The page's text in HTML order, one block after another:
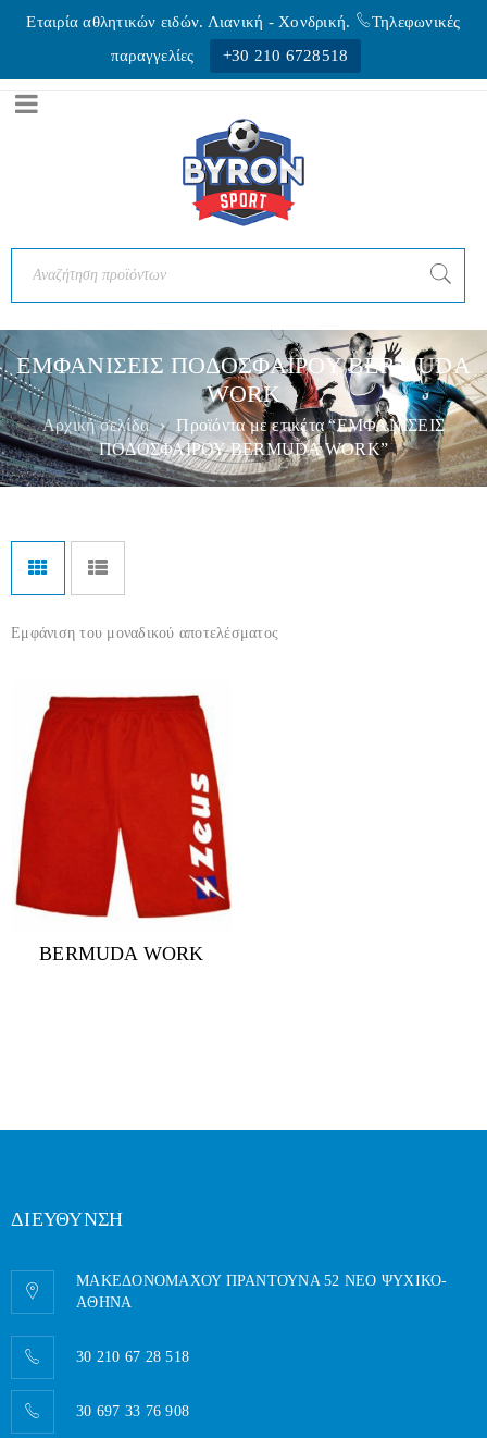
Εταιρία αθλητικών ειδών. Λιανική - Xονδρική.
Τηλεφωνικές
παραγγελίες
+30 210 6728518
ΕΜΦΑΝΙΣΕΙΣ ΠΟΔΟΣΦΑΙΡΟΥ BERMUDA
WORK
Αρχική σελίδα ›
Προϊόντα με ετικέτα “ΕΜΦΑΝΙΣΕΙΣ
ΠΟΔΟΣΦΑΙΡΟΥ BERMUDA WORK”
Εμφάνιση του μοναδικού αποτελέσματος
BERMUDA WORK
ΔΙΕΥΘΥΝΣΗ
ΜΑΚΕΔΟΝΟΜΑΧΟΥ ΠΡΑΝΤΟΥΝΑ 52 ΝΕΟ ΨΥΧΙΚΟ-
AΘΗΝΑ
30 210 67 28 518
30 697 33 76 908